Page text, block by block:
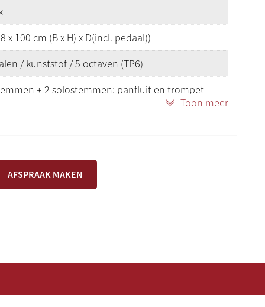
x 100 cm (B x H) x D(incl. pedaal))
/ kunststof / 5 octaven (TP6)
+ 2 solostemmen: panfluit en trompet
– Silbermann-orgel (Dresden)
recht
Toon meer
AFSPRAAK MAKEN